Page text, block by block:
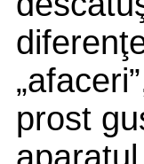
prost